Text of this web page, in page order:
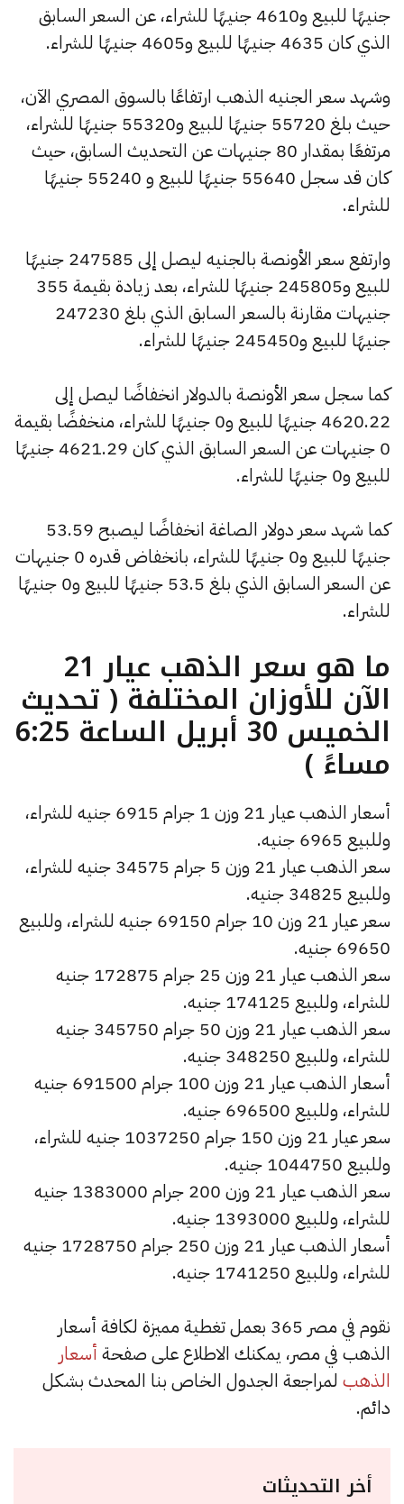
جنيهًا للبيع و4610 جنيهًا للشراء، عن السعر السابق
الذي كان 4635 جنيهًا للبيع و4605 جنيهًا للشراء.
وشهد سعر الجنيه الذهب ارتفاعًا بالسوق المصري الآن،
حيث بلغ 55720 جنيهًا للبيع و55320 جنيهًا للشراء،
مرتفعًا بمقدار 80 جنيهات عن التحديث السابق، حيث
كان قد سجل 55640 جنيهًا للبيع و 55240 جنيهًا
للشراء.
وارتفع سعر الأونصة بالجنيه ليصل إلى 247585 جنيهًا
للبيع و245805 جنيهًا للشراء، بعد زيادة بقيمة 355
جنيهات مقارنة بالسعر السابق الذي بلغ 247230
جنيهًا للبيع و245450 جنيهًا للشراء.
كما سجل سعر الأونصة بالدولار انخفاضًا ليصل إلى
4620.22 جنيهًا للبيع و0 جنيهًا للشراء، منخفضًا بقيمة
0 جنيهات عن السعر السابق الذي كان 4621.29 جنيهًا
للبيع و0 جنيهًا للشراء.
كما شهد سعر دولار الصاغة انخفاضًا ليصبح 53.59
جنيهًا للبيع و0 جنيهًا للشراء، بانخفاض قدره 0 جنيهات
عن السعر السابق الذي بلغ 53.5 جنيهًا للبيع و0 جنيهًا
للشراء.
ما هو سعر الذهب عيار 21
الآن للأوزان المختلفة ( تحديث
الخميس 30 أبريل الساعة 6:25
مساءً )
أسعار الذهب عيار 21 وزن 1 جرام 6915 جنيه للشراء،
وللبيع 6965 جنيه.
سعر الذهب عيار 21 وزن 5 جرام 34575 جنيه للشراء،
وللبيع 34825 جنيه.
سعر عيار 21 وزن 10 جرام 69150 جنيه للشراء، وللبيع
69650 جنيه.
سعر الذهب عيار 21 وزن 25 جرام 172875 جنيه
للشراء، وللبيع 174125 جنيه.
سعر الذهب عيار 21 وزن 50 جرام 345750 جنيه
للشراء، وللبيع 348250 جنيه.
أسعار الذهب عيار 21 وزن 100 جرام 691500 جنيه
للشراء، وللبيع 696500 جنيه.
سعر عيار 21 وزن 150 جرام 1037250 جنيه للشراء،
وللبيع 1044750 جنيه.
سعر الذهب عيار 21 وزن 200 جرام 1383000 جنيه
للشراء، وللبيع 1393000 جنيه.
أسعار الذهب عيار 21 وزن 250 جرام 1728750 جنيه
للشراء، وللبيع 1741250 جنيه.
نقوم في مصر 365 بعمل تغطية مميزة لكافة أسعار
الذهب في مصر، يمكنك الاطلاع على صفحة أسعار
الذهب لمراجعة الجدول الخاص بنا المحدث بشكل
دائم.
أخر التحديثات